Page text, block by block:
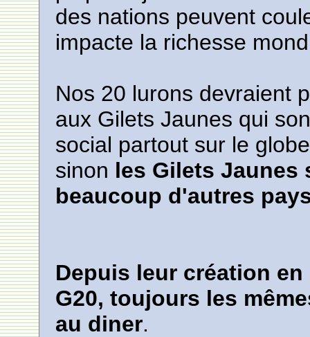
des nations peuvent
impacte la richesse
Nos 20 lurons devraient
aux Gilets Jaunes qui
social partout sur le
sinon les Gilets Jaunes
beaucoup d'autres
Depuis leur création
G20, toujours les
au diner.